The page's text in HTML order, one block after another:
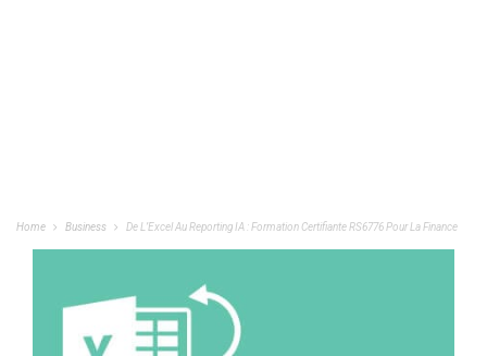
Home Business De L’Excel Au Reporting IA : Formation Certifiante RS6776 Pour La Finance